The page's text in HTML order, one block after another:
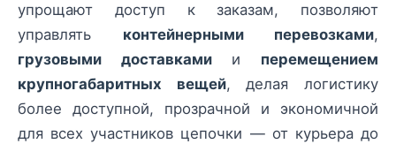
упрощают доступ к заказам, позволяют
управлять контейнерными перевозками,
грузовыми доставкамии перемещением
крупногабаритных вещей, делая логистику
более доступной, прозрачной и экономичной
для всех участников цепочки — от курьера до